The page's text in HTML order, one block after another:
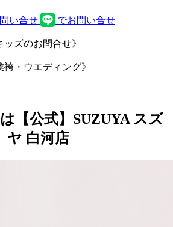
い合せ でお問い合せ
ッズのお問合せ》
袴・ウエディング》
【公式】SUZUYA スズ
ヤ 白河店